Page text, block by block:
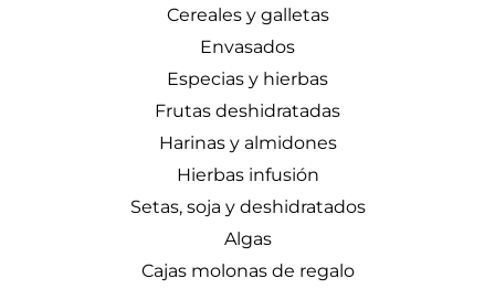
Cereales y galletas
Envasados
Especias y hierbas
Frutas deshidratadas
Harinas y almidones
Hierbas infusión
Setas, soja y deshidratados
Algas
Cajas molonas de regalo